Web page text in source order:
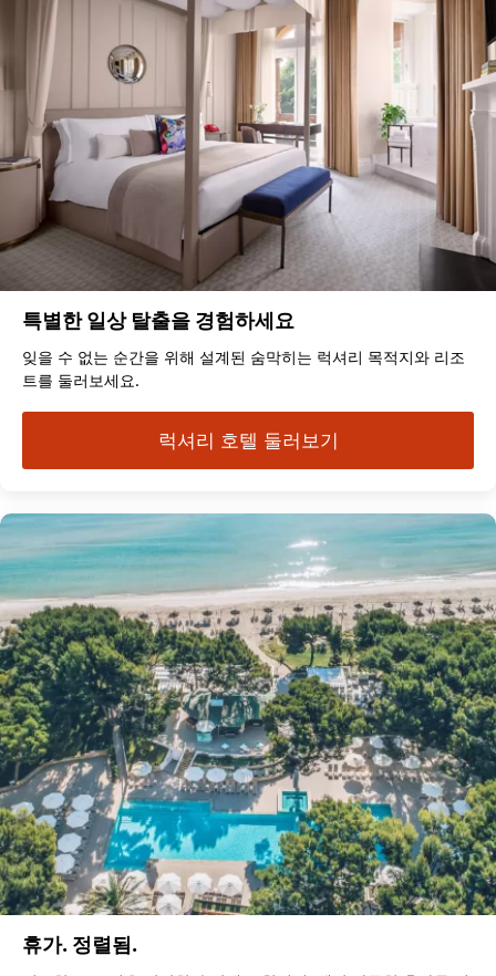
특별한 일상 탈출을 경험하세요
잊을 수 없는 순간을 위해 설계된 숨막히는 럭셔리 목적지와 리조
트를 둘러보세요.
럭셔리 호텔 둘러보기
휴가. 정렬됨.